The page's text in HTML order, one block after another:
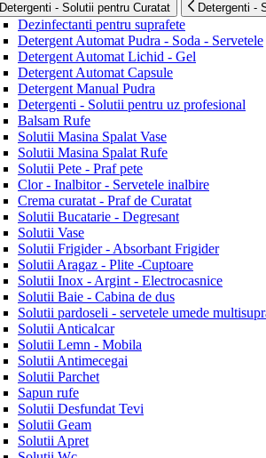
Detergenti - Solutii pentru Curatat Detergenti -
Dezinfectanti pentru suprafete
Detergent Automat Pudra - Soda - Servetele
Detergent Automat Lichid - Gel
Detergent Automat Capsule
Detergent Manual Pudra
Detergenti - Solutii pentru uz profesional
Balsam Rufe
Solutii Masina Spalat Vase
Solutii Masina Spalat Rufe
Solutii Pete - Praf pete
Clor - Inalbitor - Servetele inalbire
Crema curatat - Praf de Curatat
Solutii Bucatarie - Degresant
Solutii Vase
Solutii Frigider - Absorbant Frigider
Solutii Aragaz - Plite -Cuptoare
Solutii Inox - Argint - Electrocasnice
Solutii Baie - Cabina de dus
Solutii pardoseli - servetele umede
Solutii Anticalcar
Solutii Lemn - Mobila
Solutii Antimecegai
Solutii Parchet
Sapun rufe
Solutii Desfundat Tevi
Solutii Geam
Solutii Apret